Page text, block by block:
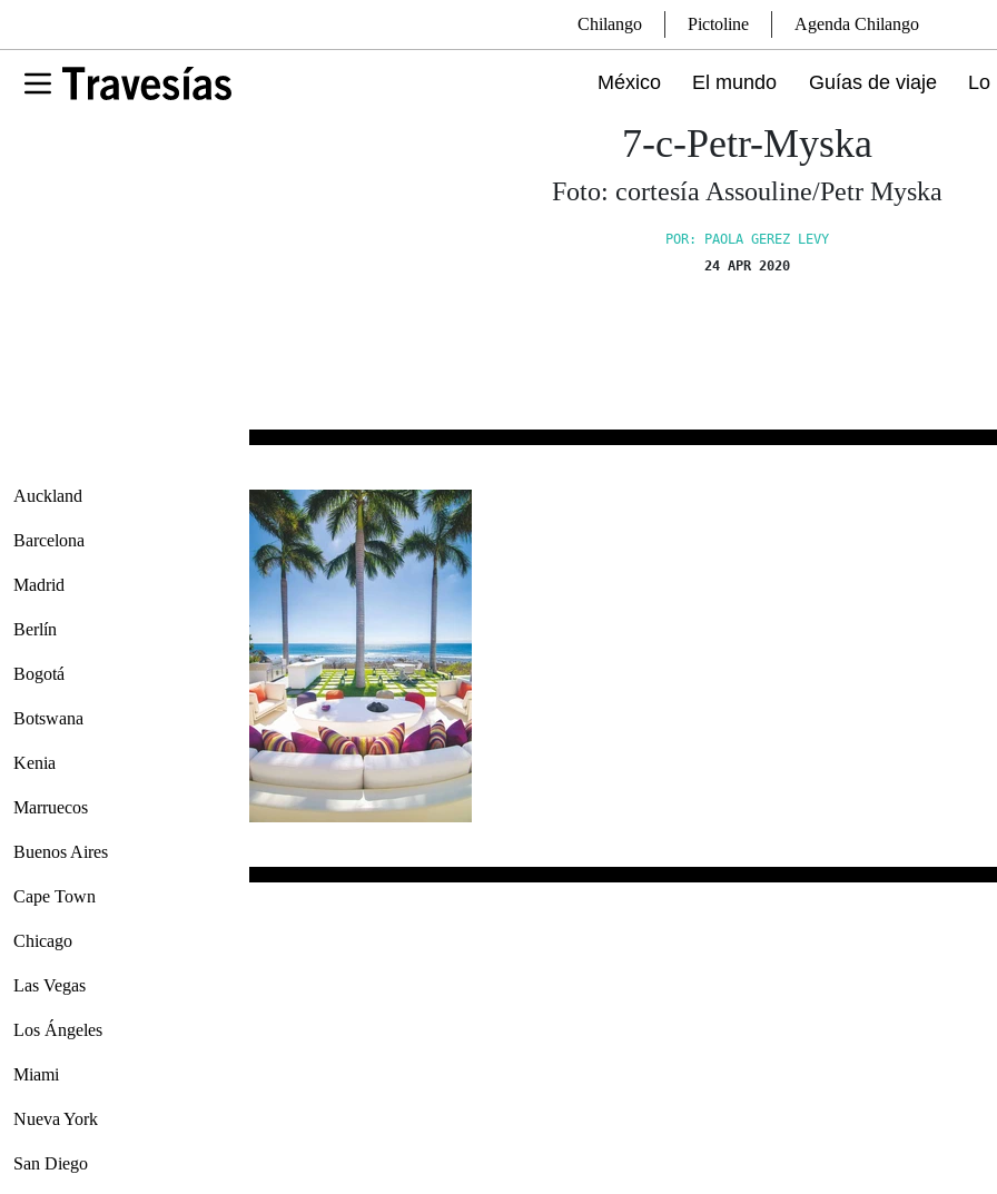
Chilango Pictoline Agenda Chilango
México El mundo Guías de viaje Lo
7-c-Petr-Myska
Foto: cortesía Assouline/Petr Myska
POR: PAOLA GEREZ LEVY
24 APR 2020
Auckland
Barcelona
Madrid
Berlín
Bogotá
Botswana
Kenia
Marruecos
Buenos Aires
Cape Town
Chicago
Las Vegas
Los Ángeles
Miami
Nueva York
San Diego